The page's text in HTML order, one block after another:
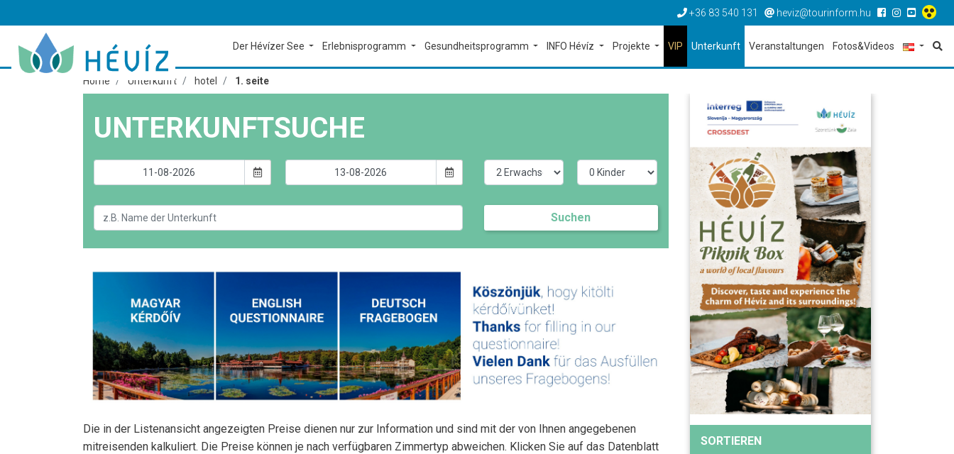
+36 83 540 131 heviz@tourinform.hu
Der Hévízer See Erlebnisprogramm Gesundheitsprogramm INFO Hévíz Projekte VIP Unterkunft Veranstaltungen Fotos&Videos
Home Unterkunft hotel 1. seite
UNTERKUNFTSUCHE
Suchen
Die in der Listenansicht angezeigten Preise dienen nur zur Information und sind mit der von Ihnen angegebenen
mitreisenden kalkuliert. Die Preise können je nach verfügbaren Zimmertyp abweichen. Klicken Sie auf das Datenblatt
SORTIEREN